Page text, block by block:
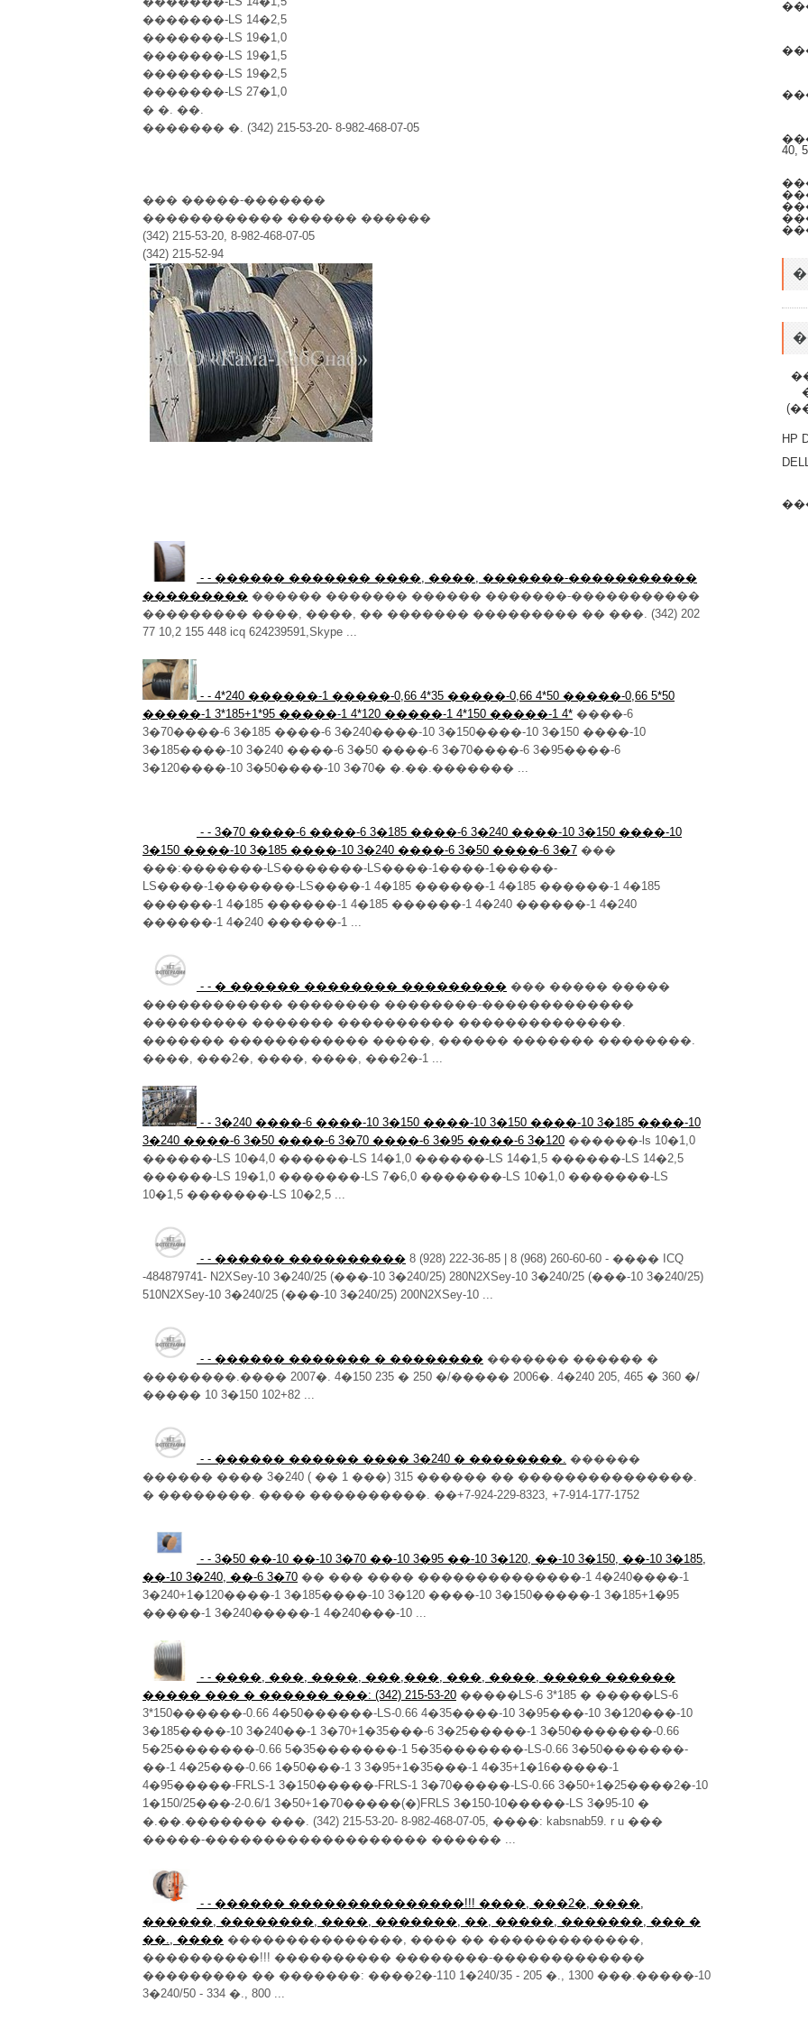
�������-LS 14�2,5
�������-LS 19�1,0
�������-LS 19�1,5
�������-LS 19�2,5
�������-LS 27�1,0
� �. ��.
������� �. (342) 215-53-20- 8-982-468-07-05
��� �����-�������
������������ ������ ������
(342) 215-53-20, 8-982-468-07-05
(342) 215-52-94
- - ������ ������� ����, ����, �������-�����������
��������� ������ ������� ������ �������-�����������
��������� ����, ����, �� ������� ��������� �� ���. (342) 202
77 10,2 155 448 icq 624239591,Skype ...
- - 4*240 ������-1 �����-0,66 4*35 �����-0,66 4*50 �����-0,66 5*50
�����-1 3*185+1*95 �����-1 4*120 �����-1 4*150 �����-1 4* ����-6
3�70����-6 3�185 ����-6 3�240����-10 3�150����-10 3�150 ����-10
3�185����-10 3�240 ����-6 3�50 ����-6 3�70����-6 3�95����-6
3�120����-10 3�50����-10 3�70� �.��.������� ...
- - 3�70 ����-6 ����-6 3�185 ����-6 3�240 ����-10 3�150 ����-10
3�150 ����-10 3�185 ����-10 3�240 ����-6 3�50 ����-6 3�7 ���
���:�������-LS�������-LS����-1����-1�����-
LS����-1�������-LS����-1 4�185 ������-1 4�185 ������-1 4�185
������-1 4�185 ������-1 4�185 ������-1 4�240 ������-1 4�240
������-1 4�240 ������-1 ...
- - � ������ �������� ��������� ��� ����� �����
������������ �������� ��������-�������������
��������� ������� ���������� ��������������.
������� ������������ �����, ������ ������� ��������.
����, ���2�, ����, ����, ���2�-1 ...
- - 3�240 ����-6 ����-10 3�150 ����-10 3�150 ����-10 3�185 ����-10
3�240 ����-6 3�50 ����-6 3�70 ����-6 3�95 ����-6 3�120 ������-ls 10�1,0
������-LS 10�4,0 ������-LS 14�1,0 ������-LS 14�1,5 ������-LS 14�2,5
������-LS 19�1,0 �������-LS 7�6,0 �������-LS 10�1,0 �������-LS
10�1,5 �������-LS 10�2,5 ...
- - ������ ���������� 8 (928) 222-36-85 | 8 (968) 260-60-60 - ���� ICQ
-484879741- N2XSey-10 3�240/25 (���-10 3�240/25) 280N2XSey-10 3�240/25 (���-10 3�240/25)
510N2XSey-10 3�240/25 (���-10 3�240/25) 200N2XSey-10 ...
- - ������ ������� � �������� ������� ������ �
��������.���� 2007�. 4�150 235 � 250 �/����� 2006�. 4�240 205, 465 � 360 �/
����� 10 3�150 102+82 ...
- - ������ ������ ���� 3�240 � ��������. ������
������ ���� 3�240 ( �� 1 ���) 315 ������ �� ���������������.
� ��������. ���� ����������. ��+7-924-229-8323, +7-914-177-1752
- - 3�50 ��-10 ��-10 3�70 ��-10 3�95 ��-10 3�120, ��-10 3�150, ��-10 3�185,
��-10 3�240, ��-6 3�70 �� ��� ���� ��������������-1 4�240����-1
3�240+1�120����-1 3�185����-10 3�120 ����-10 3�150�����-1 3�185+1�95
�����-1 3�240�����-1 4�240���-10 ...
- - ����, ���, ����, ���,���, ���, ����, ����� ������
����� ��� � ������ ���: (342) 215-53-20 �����LS-6 3*185 � �����LS-6
3*150������-0.66 4�50������-LS-0.66 4�35����-10 3�95���-10 3�120���-10
3�185����-10 3�240��-1 3�70+1�35���-6 3�25�����-1 3�50�������-0.66
5�25�������-0.66 5�35�������-1 5�35�������-LS-0.66 3�50�������-
��-1 4�25���-0.66 1�50���-1 3 3�95+1�35���-1 4�35+1�16�����-1
4�95�����-FRLS-1 3�150�����-FRLS-1 3�70�����-LS-0.66 3�50+1�25����2�-10
1�150/25���-2-0.6/1 3�50+1�70�����(�)FRLS 3�150-10�����-LS 3�95-10 �
�.��.������� ���. (342) 215-53-20- 8-982-468-07-05, ����: kabsnab59. r u ���
�����-������������������� ������ ...
- - ������ ���������������!!! ����, ���2�, ����,
������, ��������, ����, �������, ��, �����, �������, ��� �
��., ���� ���������������, ���� �� �������������,
����������!!! ���������� ��������-�������������
��������� �� �������: ����2�-110 1�240/35 - 205 �., 1300 ���.�����-10
3�240/50 - 334 �., 800 ...
40,
HP